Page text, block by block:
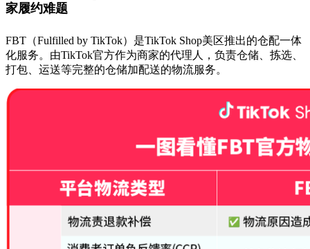
家履约难题
FBT（Fulfilled by TikTok）是TikTok Shop美区推出的仓配一体
化服务。由TikTok官方作为商家的代理人，负责仓储、拣选、
打包、运送等完整的仓储加配送的物流服务。